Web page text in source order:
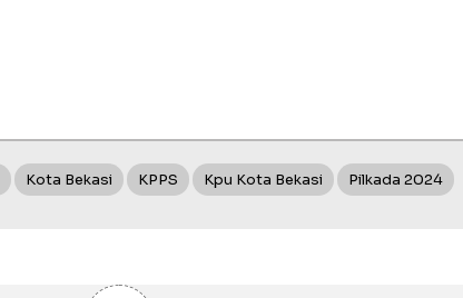
Kota Bekasi KPPS Kpu Kota Bekasi Pilkada 2024